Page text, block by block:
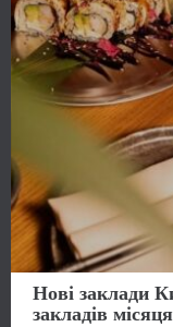
Нові заклади
закладів